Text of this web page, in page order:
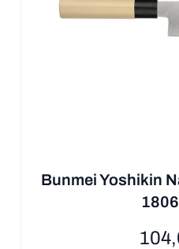
Bunmei Yoshikin